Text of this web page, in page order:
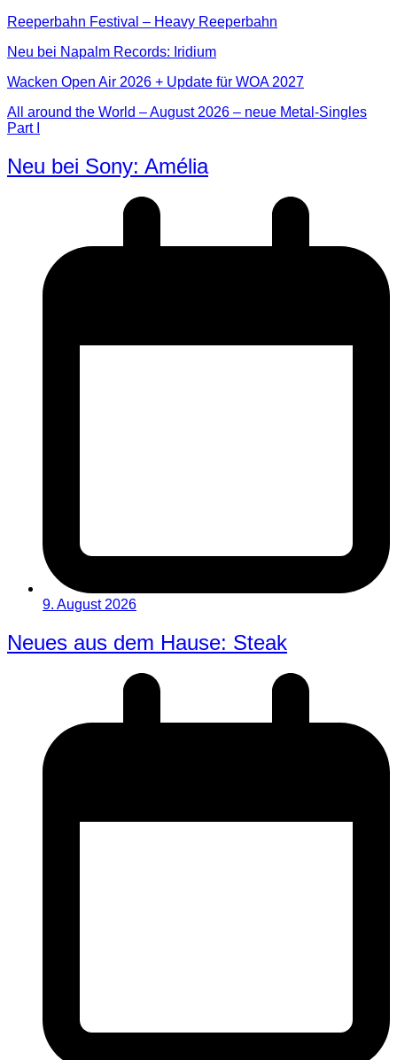
Reeperbahn Festival – Heavy Reeperbahn
Neu bei Napalm Records: Iridium
Wacken Open Air 2026 + Update für WOA 2027
All around the World – August 2026 – neue Metal-Singles
Part I
Neu bei Sony: Amélia
9. August 2026
Neues aus dem Hause: Steak